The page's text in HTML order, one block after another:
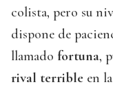
colista, pero su
dispone de
llamado fortuna,
rival terrible en